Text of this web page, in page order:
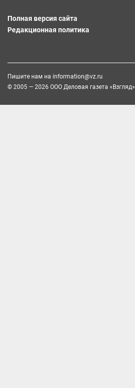
Полная версия сайта
Редакционная политика
Пишите нам на information@vz.ru
© 2005 — 2026 ООО Деловая газета «Взгляд»